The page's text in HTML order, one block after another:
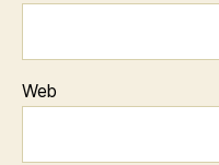
Web